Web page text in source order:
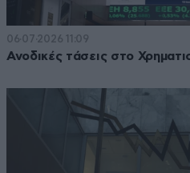
06·07·2026 11:09
Ανοδικές τάσεις στο